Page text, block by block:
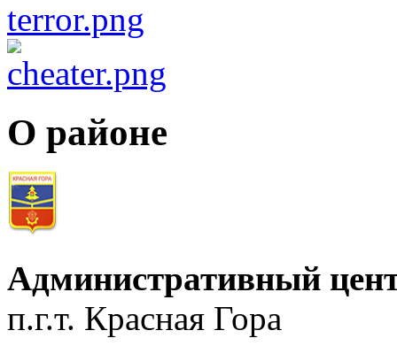
О районе
Административный
п.г.т. Красная Гора